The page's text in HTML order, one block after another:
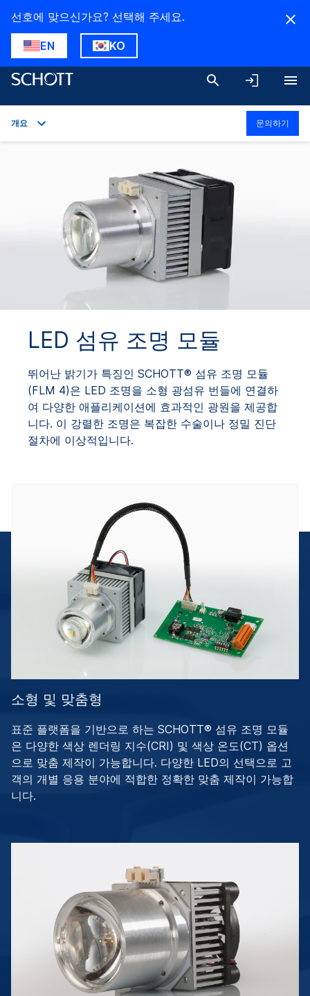
선호에 맞으신가요? 선택해 주세요.
EN KO
기술 세부 정보
다운로드
개요 문의하기
LED 섬유 조명 모듈
뛰어난 밝기가 특징인 SCHOTT® 섬유 조명 모듈
(FLM 4)은 LED 조명을 소형 광섬유 번들에 연결하
여 다양한 애플리케이션에 효과적인 광원을 제공합
니다. 이 강렬한 조명은 복잡한 수술이나 정밀 진단
절차에 이상적입니다.
소형 및 맞춤형
표준 플랫폼을 기반으로 하는 SCHOTT® 섬유 조명 모듈
은 다양한 색상 렌더링 지수(CRI) 및 색상 온도(CT) 옵션
으로 맞춤 제작이 가능합니다. 다양한 LED의 선택으로 고
객의 개별 응용 분야에 적합한 정확한 맞춤 제작이 가능합
니다.